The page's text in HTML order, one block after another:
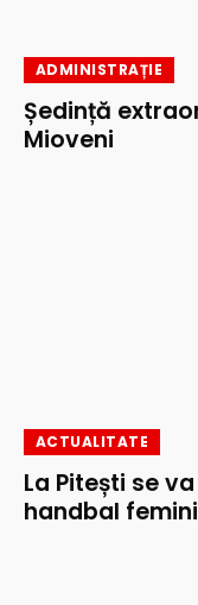
ADMINISTRAȚIE
Ședință
Mioveni
ACTUALITATE
La Pitești se
handbal